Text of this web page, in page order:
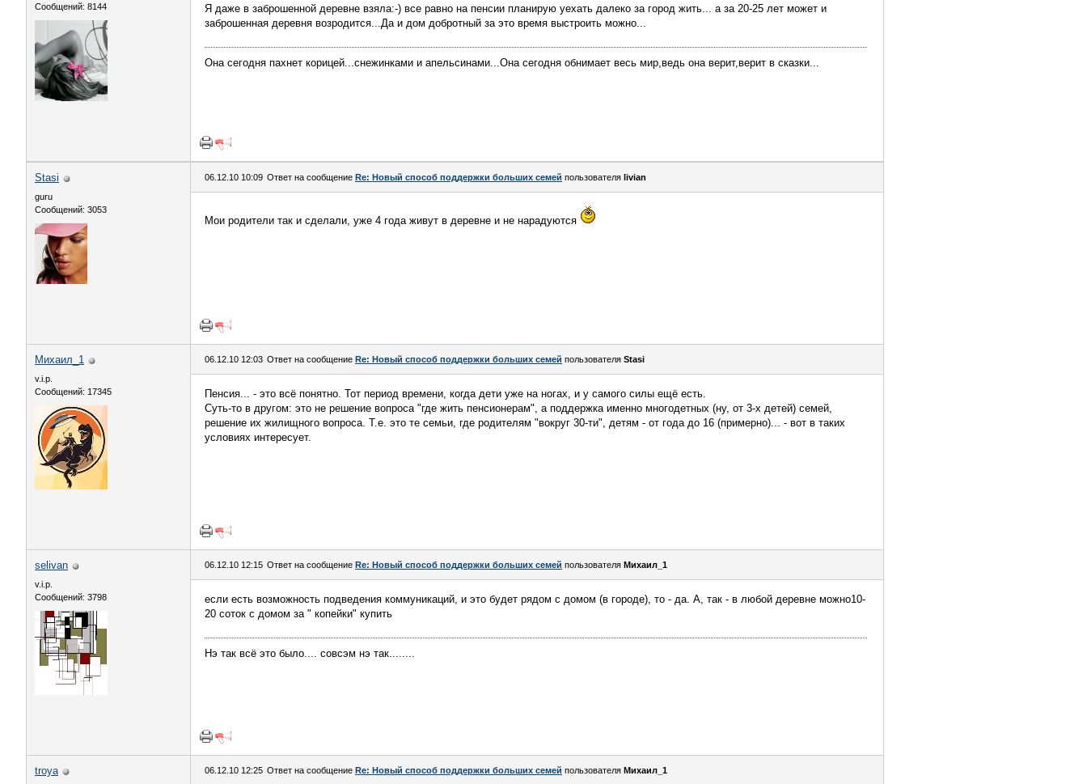
Сообщений: 8144
Я даже в заброшенной деревне взяла:-) все равно на пенсии планирую уехать далеко за город жить... а за 20-25 лет может и
заброшенная деревня возродится...Да и дом добротный за это время выстроить можно...
Она сегодня пахнет корицей...снежинками и апельсинами...Она сегодня обнимает весь мир,ведь она верит,верит в сказки...
Stasi
guru
Сообщений: 3053
06.12.10 10:09 Ответ на сообщение Re: Новый способ поддержки больших семей пользователя livian
Мои родители так и сделали, уже 4 года живут в деревне и не нарадуются
Михаил_1
v.i.p.
Сообщений: 17345
06.12.10 12:03 Ответ на сообщение Re: Новый способ поддержки больших семей пользователя Stasi
Пенсия... - это всё понятно. Тот период времени, когда дети уже на ногах, и у самого силы ещё есть.
Суть-то в другом: это не решение вопроса "где жить пенсионерам", а поддержка именно многодетных (ну, от 3-х детей) семей,
решение их жилищного вопроса. Т.е. это те семьи, где родителям "вокруг 30-ти", детям - от года до 16 (примерно)... - вот в таких
условиях интересует.
selivan
v.i.p.
Сообщений: 3798
06.12.10 12:15 Ответ на сообщение Re: Новый способ поддержки больших семей пользователя Михаил_1
если есть возможность подведения коммуникаций, и это будет рядом с домом (в городе), то - да. А, так - в любой деревне можно10-
20 соток с домом за " копейки" купить
Нэ так всё это было.... совсэм нэ так........
troya 06.12.10 12:25 Ответ на сообщение Re: Новый способ поддержки больших семей пользователя Михаил_1